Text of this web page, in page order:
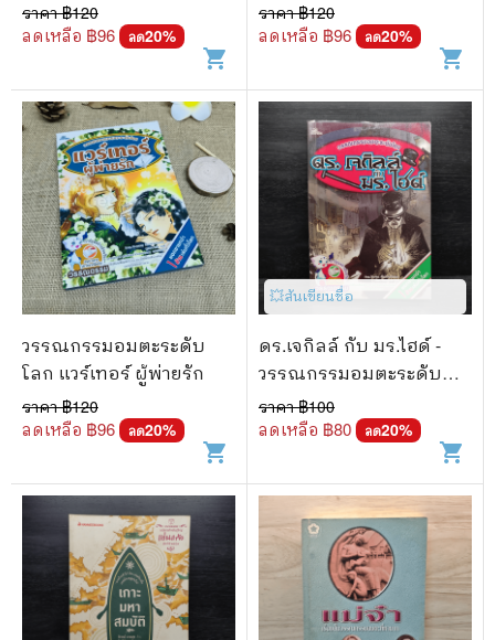
ราคา ฿120
ลดเหลือ ฿96 ลด20%
shopping_cart
ราคา ฿120
ลดเหลือ ฿96 ลด20%
shopping_cart
วรรณกรรมอมตะระดับ
โลก แวร์เทอร์ ผู้พ่ายรัก
ราคา ฿120
ลดเหลือ ฿96 ลด20%
shopping_cart
💥สันเขียนชื่อ
ดร.เจกิลล์ กับ มร.ไฮด์ -
วรรณกรรมอมตะระดับ
โลก
ราคา ฿100
ลดเหลือ ฿80 ลด20%
shopping_cart